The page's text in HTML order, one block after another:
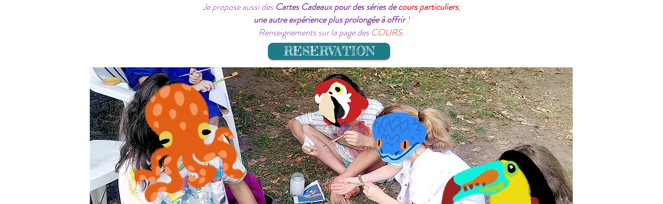
Je propose aussi des Cartes Cadeaux pour des séries decours particuliers,
une autre expérience plus prolongée à offrir!
Renseignements sur la page des COURS.
RESERVATION